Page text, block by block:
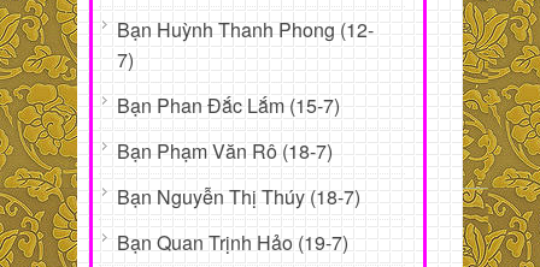
Bạn Huỳnh Thanh Phong (12-
7)
Bạn Phan Đắc Lắm (15-7)
Bạn Phạm Văn Rô (18-7)
Bạn Nguyễn Thị Thúy (18-7)
Bạn Quan Trịnh Hảo (19-7)